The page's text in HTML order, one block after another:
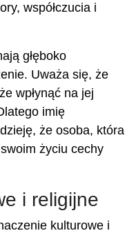
współczucia i
głęboko
Uważa się, że
wpłynąć na jej
imię
że osoba, która
życiu cechy
i religijne
kulturowe i